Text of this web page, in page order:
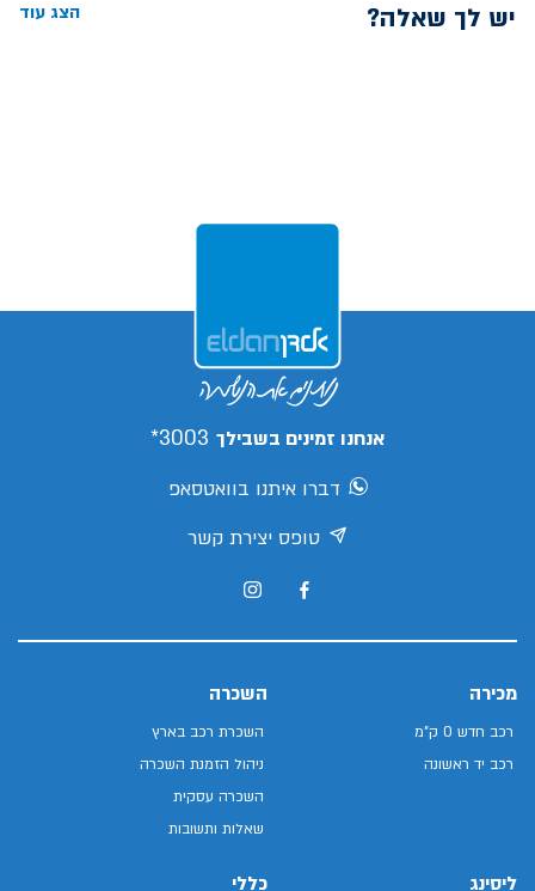
יש לך שאלה? הצג עוד
אנחנו זמינים בשבילך 3003*
דברו איתנו בוואטסאפ
טופס יצירת קשר
מכירה
רכב חדש 0 ק"מ
רכב יד ראשונה
השכרה
השכרת רכב בארץ
ניהול הזמנת השכרה
השכרה עסקית
שאלות ותשובות
ליסינג כללי